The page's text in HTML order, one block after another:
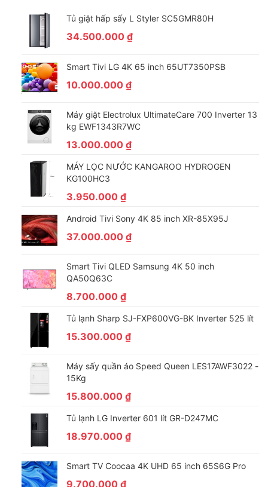
Tủ giặt hấp sấy L Styler SC5GMR80H
34.500.000 ₫
Smart Tivi LG 4K 65 inch 65UT7350PSB
10.000.000 ₫
Máy giặt Electrolux UltimateCare 700 Inverter 13
kg EWF1343R7WC
13.000.000 ₫
MÁY LỌC NƯỚC KANGAROO HYDROGEN
KG100HC3
3.950.000 ₫
Android Tivi Sony 4K 85 inch XR-85X95J
37.000.000 ₫
Smart Tivi QLED Samsung 4K 50 inch
QA50Q63C
8.700.000 ₫
Tủ lạnh Sharp SJ-FXP600VG-BK Inverter 525 lít
15.300.000 ₫
Máy sấy quần áo Speed Queen LES17AWF3022 -
15Kg
15.800.000 ₫
Tủ lạnh LG Inverter 601 lít GR-D247MC
18.970.000 ₫
Smart TV Coocaa 4K UHD 65 inch 65S6G Pro
9.700.000 ₫